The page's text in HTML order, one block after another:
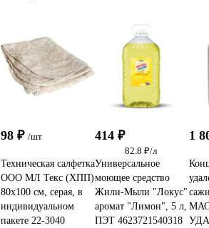
98 ₽ /шт
Техническая салфетка
ООО МЛ Текс (ХПП)
80x100 см, серая, в
индивидуальном
пакете 22-3040
414 ₽
82.8 ₽/л
Универсальное
моющее средство
Жили-Мыли "Локус"
аромат "Лимон", 5 л,
ПЭТ 4623721540318
1